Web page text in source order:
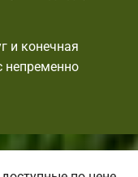
и конечная
непременно